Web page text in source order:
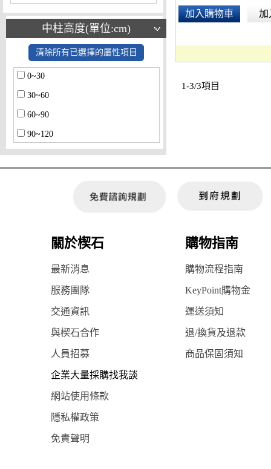
中柱高度(單位:cm)
清除所有已選擇的屬性項目
0~30
30~60
60~90
90~120
加入購物車 加
1-3/3項目
關於楔石 購物指南
最新消息 購物流程指南
服務團隊 KeyPoint購物金
交通資訊 運送須知
與楔石合作 退/換貨及退款
人員招募 商品保固須知
企業大量採購找我談
網站使用條款
隱私權政策
免責聲明